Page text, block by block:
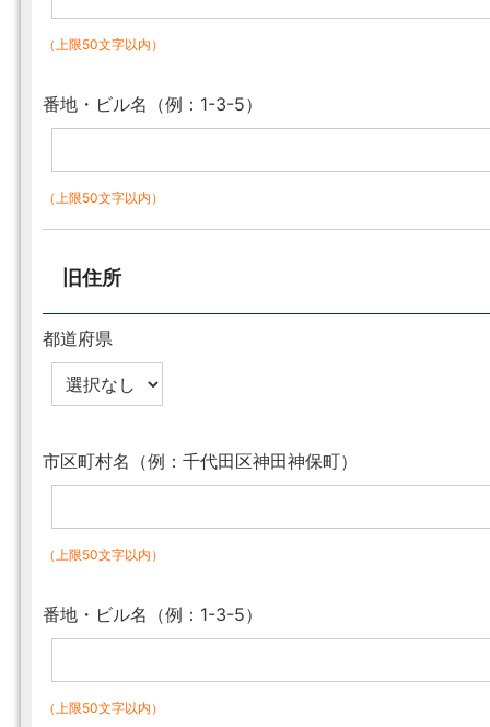
（上限50文字以内）
番地・ビル名（例：1-3-5）
（上限50文字以内）
旧住所
都道府県
市区町村名（例：千代田区神田神保町）
（上限50文字以内）
番地・ビル名（例：1-3-5）
（上限50文字以内）